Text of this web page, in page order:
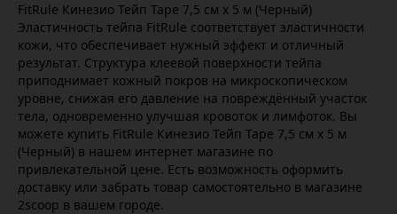
FitRule Кинезио Тейп Tape 7,5 cм х 5 м (Черный)
Эластичность тейпа FitRule соответствует эластичности
кожи, что обеспечивает нужный эффект и отличный
результат. Структура клеевой поверхности тейпа
приподнимает кожный покров на микроскопическом
уровне, снижая его давление на повреждённый участок
тела, одновременно улучшая кровоток и лимфоток. Вы
можете купить FitRule Кинезио Тейп Tape 7,5 cм х 5 м
(Черный) в нашем интернет магазине по
привлекательной цене. Есть возможность оформить
доставку или забрать товар самостоятельно в магазине
2scoop в вашем городе.